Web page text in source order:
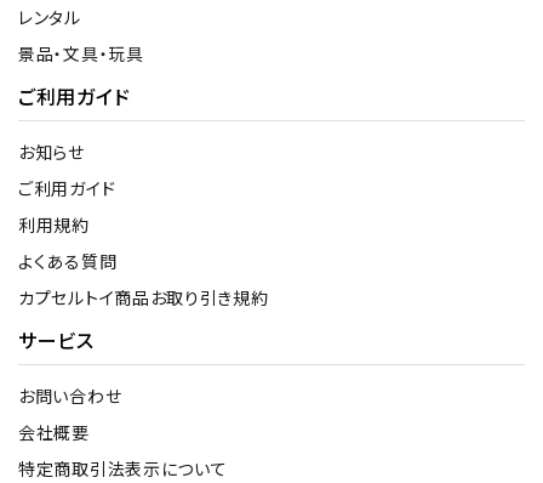
レンタル
景品・文具・玩具
ご利用ガイド
お知らせ
ご利用ガイド
利用規約
よくある質問
カプセルトイ商品お取り引き規約
サービス
お問い合わせ
会社概要
特定商取引法表示について